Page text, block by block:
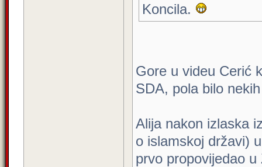
Koncila.
Gore u videu Cerić
SDA, pola bilo
Alija nakon izlaska
o islamskoj državi)
prvo propovijedao